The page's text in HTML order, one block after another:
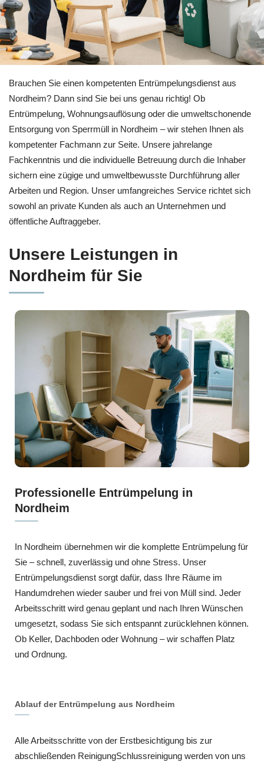
Informieren Sie sich Entrümpelung in Nordheim bei
Brauchen Sie einen kompetenten Entrümpelungsdienst aus
Nordheim? Dann sind Sie bei uns genau richtig! Ob
Entrümpelung, Wohnungsauflösung oder die umweltschonende
Entsorgung von Sperrmüll in Nordheim – wir stehen Ihnen als
kompetenter Fachmann zur Seite. Unsere jahrelange
Fachkenntnis und die individuelle Betreuung durch die Inhaber
sichern eine zügige und umweltbewusste Durchführung aller
Arbeiten und Region. Unser umfangreiches Service richtet sich
sowohl an private Kunden als auch an Unternehmen und
öffentliche Auftraggeber.
Unsere Leistungen in
Nordheim für Sie
Professionelle Entrümpelung in
Nordheim
In Nordheim übernehmen wir die komplette Entrümpelung für
Sie – schnell, zuverlässig und ohne Stress. Unser
Entrümpelungsdienst sorgt dafür, dass Ihre Räume im
Handumdrehen wieder sauber und frei von Müll sind. Jeder
Arbeitsschritt wird genau geplant und nach Ihren Wünschen
umgesetzt, sodass Sie sich entspannt zurücklehnen können.
Ob Keller, Dachboden oder Wohnung – wir schaffen Platz
und Ordnung.
Ablauf der Entrümpelung aus Nordheim
Alle Arbeitsschritte von der Erstbesichtigung bis zur
abschließenden ReinigungSchlussreinigung werden von uns